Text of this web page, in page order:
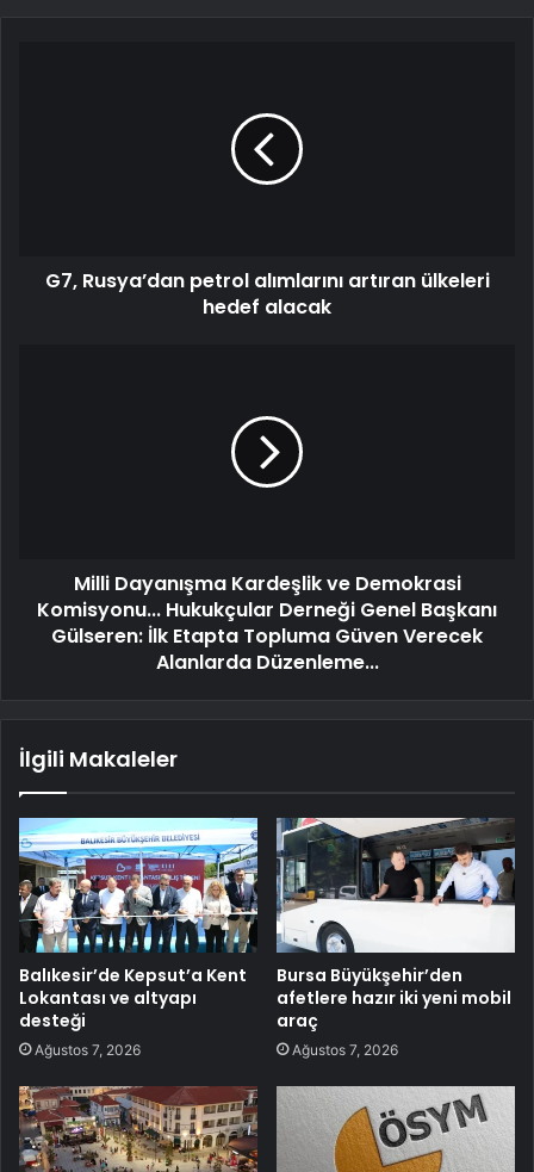
G7, Rusya’dan petrol alımlarını artıran ülkeleri
hedef alacak
Milli Dayanışma Kardeşlik ve Demokrasi
Komisyonu... Hukukçular Derneği Genel Başkanı
Gülseren: İlk Etapta Topluma Güven Verecek
Alanlarda Düzenleme...
İlgili Makaleler
Balıkesir’de Kepsut’a Kent
Lokantası ve altyapı
desteği
Ağustos 7, 2026
Bursa Büyükşehir’den
afetlere hazır iki yeni mobil
araç
Ağustos 7, 2026